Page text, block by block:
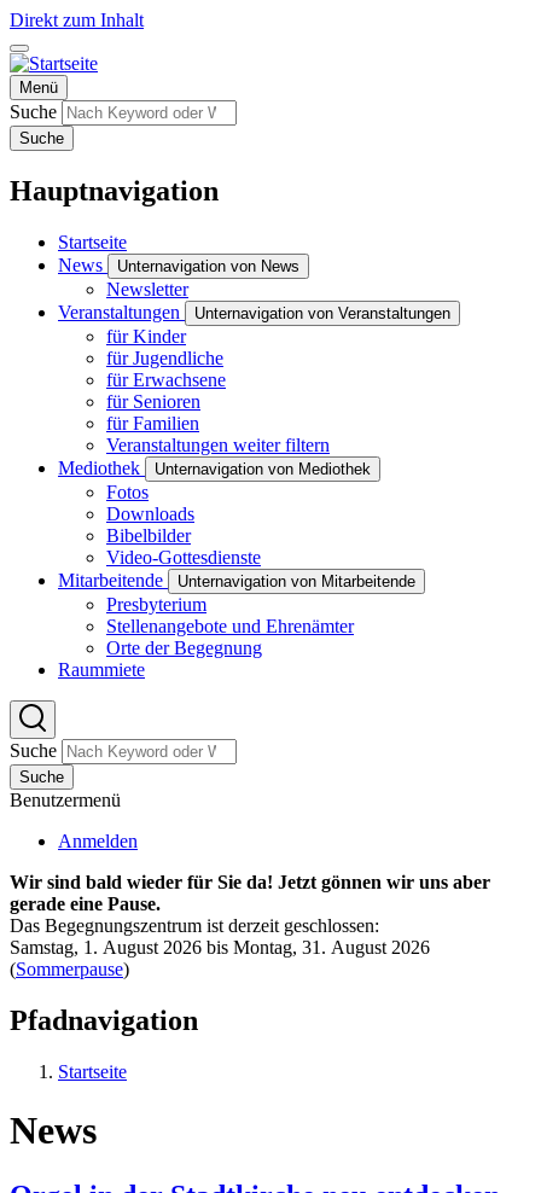
Direkt zum Inhalt
Menü
Suche
Suche
Hauptnavigation
Startseite
News
Unternavigation von News
Newsletter
Veranstaltungen
Unternavigation von Veranstaltungen
für Kinder
für Jugendliche
für Erwachsene
für Senioren
für Familien
Veranstaltungen weiter filtern
Mediothek
Unternavigation von Mediothek
Fotos
Downloads
Bibelbilder
Video-Gottesdienste
Mitarbeitende
Unternavigation von Mitarbeitende
Presbyterium
Stellenangebote und Ehrenämter
Orte der Begegnung
Raummiete
Suche
Suche
Benutzermenü
Anmelden
Wir sind bald wieder für Sie da! Jetzt gönnen wir uns aber
gerade eine Pause.
Das Begegnungszentrum ist derzeit geschlossen:
Samstag, 1. August 2026 bis Montag, 31. August 2026
(Sommerpause)
Pfadnavigation
Startseite
News